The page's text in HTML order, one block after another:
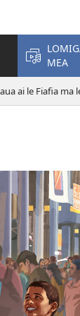
MEA
ai le Fiafia ma